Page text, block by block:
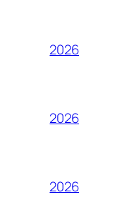
2026
2026
2026